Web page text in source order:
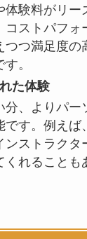
体験料がリー
コストパフォ
つつ満足度の
。
た体験
分、よりパー
です。例えば
ンストラクタ
くれることも